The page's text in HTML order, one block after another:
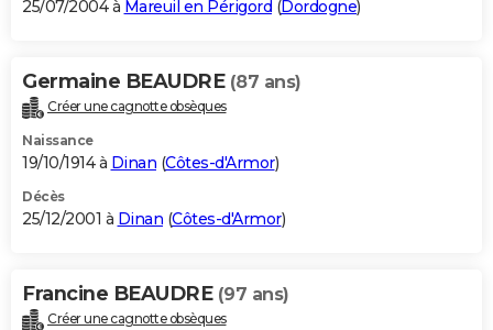
25/07/2004 à Mareuil en Périgord (Dordogne)
Germaine BEAUDRE (87 ans)
Créer une cagnotte obsèques
Naissance
19/10/1914 à Dinan (Côtes-d'Armor)
Décès
25/12/2001 à Dinan (Côtes-d'Armor)
Francine BEAUDRE (97 ans)
Créer une cagnotte obsèques